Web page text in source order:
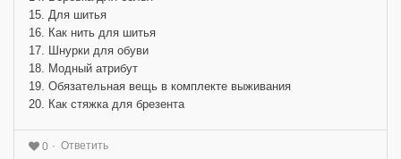
15. Для шитья
16. Как нить для шитья
17. Шнурки для обуви
18. Модный атрибут
19. Обязательная вещь в комплекте выживания
20. Как стяжка для брезента
0 Ответить